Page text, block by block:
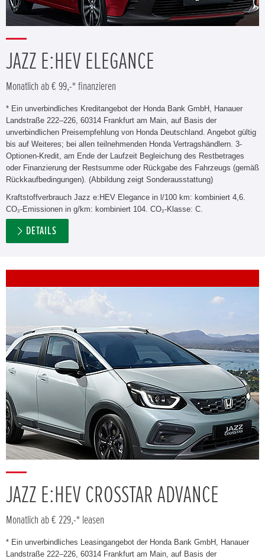
JAZZ E:HEV ELEGANCE
Monatlich ab € 99,-* finanzieren
* Ein unverbindliches Kreditangebot der Honda Bank GmbH, Hanauer
Landstraße 222–226, 60314 Frankfurt am Main, auf Basis der
unverbindlichen Preisempfehlung von Honda Deutschland. Angebot gültig
bis auf Weiteres; bei allen teilnehmenden Honda Vertragshändlern. 3-
Optionen-Kredit, am Ende der Laufzeit Begleichung des Restbetrages
oder Finanzierung der Restsumme oder Rückgabe des Fahrzeugs (gemäß
Rückkaufbedingungen). (Abbildung zeigt Sonderausstattung)
Kraftstoffverbrauch Jazz e:HEV Elegance in l/100 km: kombiniert 4,6.
CO₂-Emissionen in g/km: kombiniert 104. CO₂-Klasse: C.
DETAILS
JAZZ E:HEV CROSSTAR ADVANCE
Monatlich ab € 229,-* leasen
* Ein unverbindliches Leasingangebot der Honda Bank GmbH, Hanauer
Landstraße 222–226, 60314 Frankfurt am Main, auf Basis der